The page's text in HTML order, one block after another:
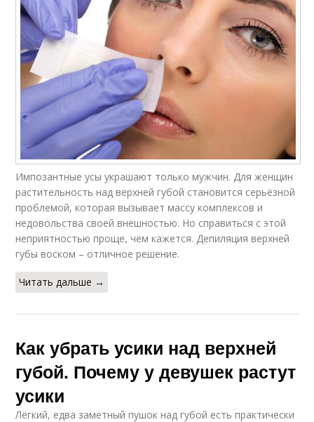
Импозантные усы украшают только мужчин. Для женщин
растительность над верхней губой становится серьёзной
проблемой, которая вызывает массу комплексов и
недовольства своей внешностью. Но справиться с этой
неприятностью проще, чем кажется. Депиляция верхней
губы воском – отличное решение.
Читать дальше →
Как убрать усики над верхней
губой. Почему у девушек растут
усики
Лёгкий, едва заметный пушок над губой есть практически